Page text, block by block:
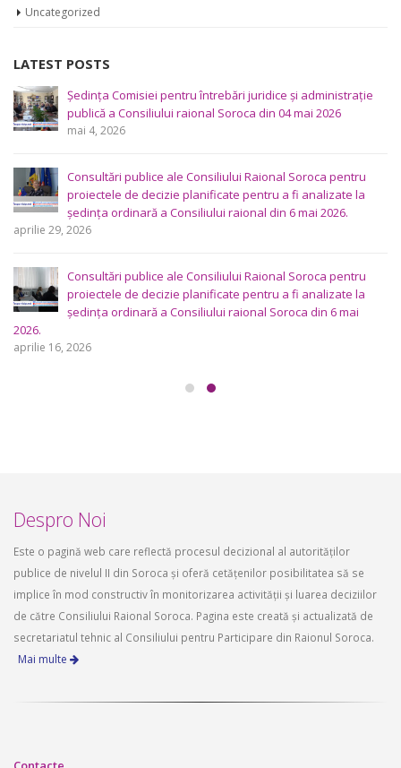
Uncategorized
LATEST POSTS
Ședința Comisiei pentru întrebări juridice şi administraţie
publică a Consiliului raional Soroca din 04 mai 2026
mai 4, 2026
Consultări publice ale Consiliului Raional Soroca pentru
proiectele de decizie planificate pentru a fi analizate la
ședința ordinară a Consiliului raional din 6 mai 2026.
aprilie 29, 2026
Consultări publice ale Consiliului Raional Soroca pentru
proiectele de decizie planificate pentru a fi analizate la
ședința ordinară a Consiliului raional Soroca din 6 mai
2026.
aprilie 16, 2026
Despro Noi
Este o pagină web care reflectă procesul decizional al autorităților
publice de nivelul II din Soroca și oferă cetățenilor posibilitatea să se
implice în mod constructiv în monitorizarea activității și luarea deciziilor
de către Consiliului Raional Soroca. Pagina este creată și actualizată de
secretariatul tehnic al Consiliului pentru Participare din Raionul Soroca.
Mai multe